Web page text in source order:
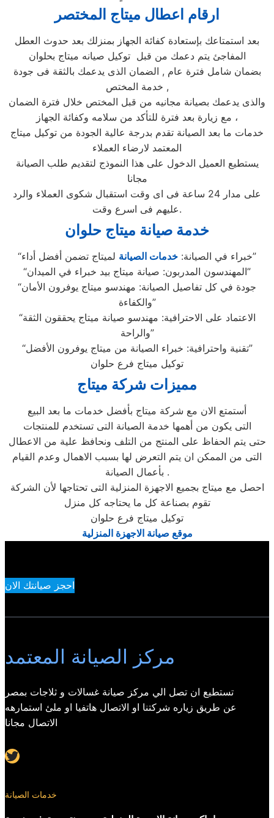
ارقام اعطال ميتاج المختصر
بعد استمتاعك بإستعادة كفائة الجهاز بمنزلك بعد حدوث العطل
المفاجئ يتم دعمك من قبل توكيل صيانه ميتاج بحلوان
بضمان شامل فترة عام , الضمان الذى يدعمك بالثقة فى جودة
خدمة المختص ,
والذى يدعمك بصيانة مجانيه من قبل المختص خلال فترة الضمان
مع زيارة بعد فترة للتأكد من سلامه وكفائة الجهاز ،
خدمات ما بعد الصيانة تقدم بدرجة عالية الجودة من توكيل ميتاج
المعتمد لارضاء العملاء
يستطيع العميل الدخول على هذا النموذج لتقديم طلب الصيانة
مجانا
على مدار 24 ساعة فى اى وقت استقبال شكوى العملاء والرد
عليهم فى اسرع وقت.
خدمة صيانة ميتاج حلوان
“خبراء في الصيانة: خدمات الصيانة
لميتاج تضمن أفضل أداء”
“المهندسون المدربون: صيانة ميتاج بيد خبراء في الميدان”
“جودة في كل تفاصيل الصيانة: مهندسو ميتاج يوفرون الأمان
والكفاءة”
“الاعتماد على الاحترافية: مهندسو صيانة ميتاج يحققون الثقة
والراحة”
“تقنية واحترافية: خبراء الصيانة من ميتاج يوفرون الأفضل”
توكيل ميتاج فرع حلوان
مميزات شركة ميتاج
أستمتع الان مع شركة ميتاج بأفضل خدمات ما بعد البيع
التى يكون من أهمها خدمة الصيانة التى تستخدم للمنتجات
حتى يتم الحفاظ على المنتج من التلف ونحافظ علية من الاعطال
التى من الممكن ان يتم التعرض لها بسبب الاهمال وعدم القيام
بأعمال الصيانة .
احصل مع ميتاج بجميع الاجهزة المنزلية التى تحتاجها لأن الشركة
تقوم بصناعة كل ما يحتاجه كل منزل
توكيل ميتاج فرع حلوان
موقع صيانة الاجهزة المنزلية
احجز صيانتك الان
مركز الصيانة المعتمد
تستطيع ان تصل الي مركز صيانة غسالات و ثلاجات بمصر
عن طريق زياره شركتنا او الاتصال هاتفيا او ملئ استمارهه
الاتصال مجانا
Twitter
خدمات الصيانة